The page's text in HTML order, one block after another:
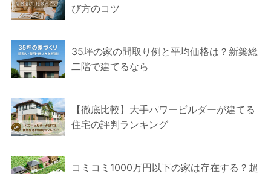
び方のコツ
35坪の家の間取り例と平均価格は？新築総
二階で建てるなら
【徹底比較】大手パワービルダーが建てる
住宅の評判ランキング
コミコミ1000万円以下の家は存在する？超